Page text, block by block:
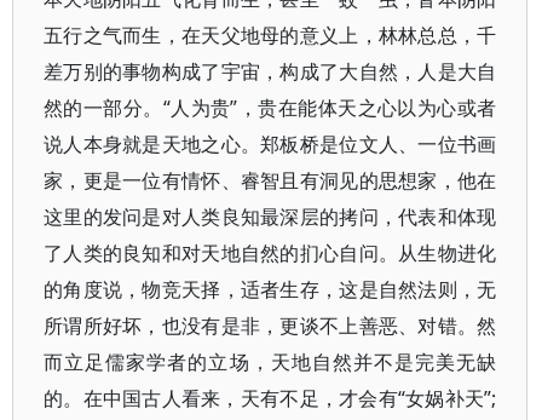
五行之气而生，在天父地母的意义上，林林总总，千
差万别的事物构成了宇宙，构成了大自然，人是大自
然的一部分。“人为贵”，贵在能体天之心以为心或者
说人本身就是天地之心。郑板桥是位文人、一位书画
家，更是一位有情怀、睿智且有洞见的思想家，他在
这里的发问是对人类良知最深层的拷问，代表和体现
了人类的良知和对天地自然的扪心自问。从生物进化
的角度说，物竞天择，适者生存，这是自然法则，无
所谓所好坏，也没有是非，更谈不上善恶、对错。然
而立足儒家学者的立场，天地自然并不是完美无缺
的。在中国古人看来，天有不足，才会有“女娲补天”;